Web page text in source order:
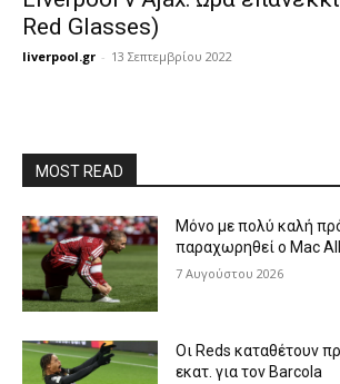
Red Glasses)
liverpool.gr - 13 Σεπτεμβρίου 2022
MOST READ
Μόνο με πολύ καλή
παραχωρηθεί ο Mac
7 Αυγούστου 2026
Οι Reds καταθέτουν
εκατ. για τον Barcola